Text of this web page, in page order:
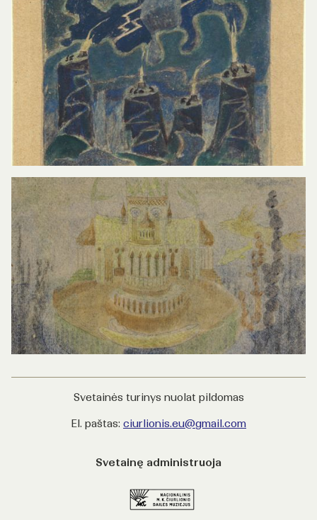
Svetainės turinys nuolat pildomas
El. paštas: ciurlionis.eu@gmail.com
Svetainę administruoja